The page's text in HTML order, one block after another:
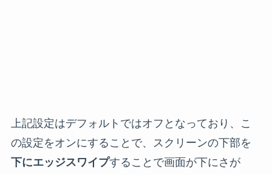
上記設定はデフォルトではオフとなっており、こ
の設定をオンにすることで、スクリーンの下部を
下にエッジスワイプすることで画面が下にさが